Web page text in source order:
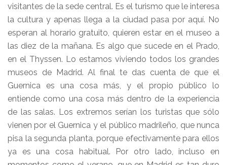
visitantes de la sede central. Es el turismo que le interesa
la cultura y apenas llega a la ciudad pasa por aquí. No
esperan al horario gratuito, quieren estar en el museo a
las diez de la mañana. Es algo que sucede en el Prado,
en el Thyssen. Lo estamos viviendo todos los grandes
museos de Madrid. Al final te das cuenta de que el
Guernica es una cosa más, y el propio público lo
entiende como una cosa más dentro de la experiencia
de las salas. Los extremos serían los turistas que sólo
vienen por el Guernica y el público madrileño, que nunca
pisa la segunda planta, porque efectivamente para ellos
ya es una cosa habitual. Por otro lado, incluso en